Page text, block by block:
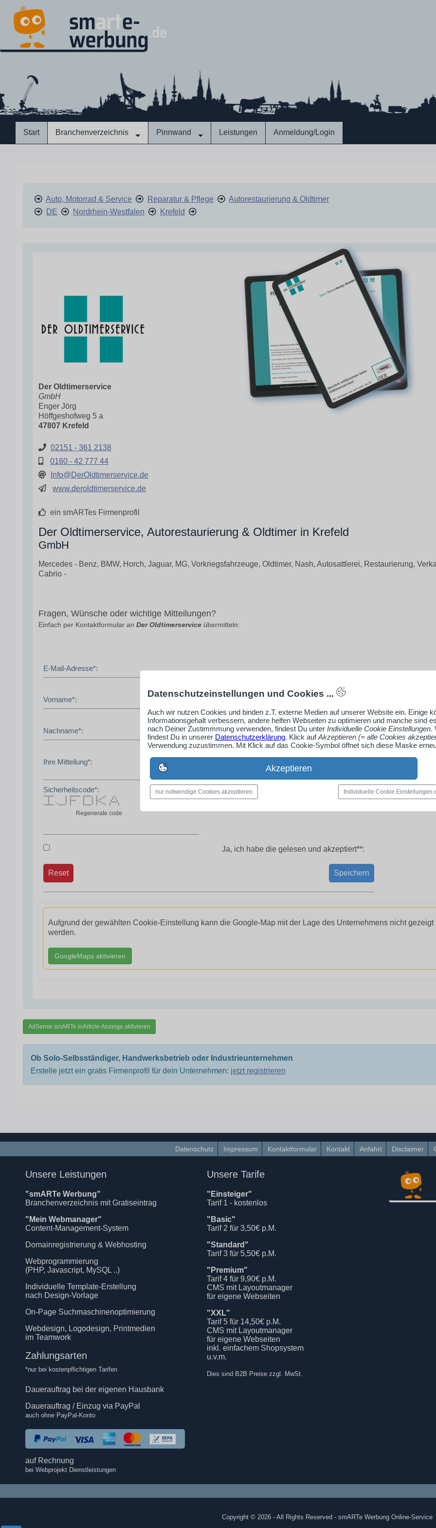
Start Branchenverzeichnis Pinnwand Leistungen Anmeldung/Login
Auto, Motorrad & Service Reparatur & Pflege
Autorestaurierung & Oldtimer
DE
Nordrhein-Westfalen Krefeld
Der Oldtimerservice
GmbH
Enger Jörg
Höffgeshofweg 5 a
47807 Krefeld
02151 - 361 2138
0160 - 42 777 44
Info@DerOldtimerservice.de
www.deroldtimerservice.de
ein smARTes Firmenprofil
Der Oldtimerservice, Autorestaurierung & Oldtimer in Krefeld
GmbH
Mercedes - Benz, BMW, Horch, Jaguar, MG, Vorkriegsfahrzeuge, Oldtimer, Nash, Autosattlerei, Restaurierung,
Cabrio -
Fragen, Wünsche oder wichtige Mitteilungen?
Einfach per Kontaktformular an Der Oldtimerservice übermitteln:
E-Mail-Adresse*:
Vorname*:
Nachname*:
Ihre Mitteilung*:
Sicherheitscode*:
******* * ******* ****** * * *
* * * * * * ** * *
* * * * * * ** * *
* * **** * * ** * *
* * * * * * ** *****
* * * * * * * ** * *
******* ***** * ****** * * * *
Regenerate code
Ja, ich habe die gelesen und akzeptiert**:
Speichern
Reset
Aufgrund der gewählten Cookie-Einstellung kann die Google-Map mit der Lage des Unternehmens nicht gezeigt
werden.
GoogleMaps aktivieren
AdSense smARTe inArticle-Anzeige aktivieren
Ob Solo-Selbsständiger, Handwerksbetrieb oder Industrieunternehmen
Erstelle jetzt ein gratis Firmenprofil für dein Unternehmen: jetzt registrieren
Datenschutz Impressum Kontaktformular Kontakt Anfahrt Disclaimer
Unsere Leistungen
"smARTe Werbung"
Branchenverzeichnis mit Gratiseintrag
"Mein Webmanager"
Content-Management-System
Domainregistrierung & Webhosting
Webprogrammierung
(PHP, Javascript, MySQL ..)
Individuelle Template-Erstellung
nach Design-Vorlage
On-Page Suchmaschinenoptimierung
Webdesign, Logodesign, Printmedien
im Teamwork
Zahlungsarten
*nur bei kostenpflichtigen Tarifen
Dauerauftrag bei der eigenen Hausbank
Dauerauftrag / Einzug via PayPal
auch ohne PayPal-Konto
auf Rechnung
bei Webprojekt Dienstleistungen
Unsere Tarife
"Einsteiger"
Tarif 1 - kostenlos
"Basic"
Tarif 2 für 3,50€ p.M.
"Standard"
Tarif 3 für 5,50€ p.M.
"Premium"
Tarif 4 für 9,90€ p.M.
CMS mit Layoutmanager
für eigene Webseiten
"XXL"
Tarif 5 für 14,50€ p.M.
CMS mit Layoutmanager
für eigene Webseiten
inkl. einfachem Shopsystem
u.v.m.
Dies sind B2B Preise zzgl. MwSt.
Copyright © 2026 - All Rights Reserved - smARTe Werbung Online-Service
Datenschutzeinstellungen und Cookies ...
Auch wir nutzen Cookies und binden z.T. externe Medien auf unserer Website ein. Einige
Informationsgehalt verbessern, andere helfen Webseiten zu optimieren und manche sind
nach Deiner Zustimmmung verwenden, findest Du unter Individuelle Cookie Einstellungen.
findest Du in unserer Datenschutzerklärung. Klick aufAkzeptieren (= alle Cookies
Verwendung zuzustimmen. Mit Klick auf das Cookie-Symbol öffnet sich diese Maske
Akzeptieren
nur notwendige Cookies akzeptieren Individuelle Cookie Einstellungen